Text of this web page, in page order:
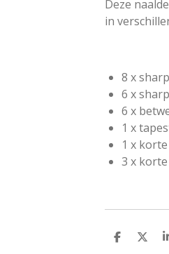
Deze
in
8 x
6 x
6 x
1 x
1 x
3 x
D
D